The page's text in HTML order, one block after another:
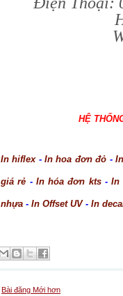
HỆ
In hiflex-In hoa đơn đỏ -
giá rẻ - In hóa đơn kts-In
nhựa - In Offset UV- In
Bài đăng Mới hơn